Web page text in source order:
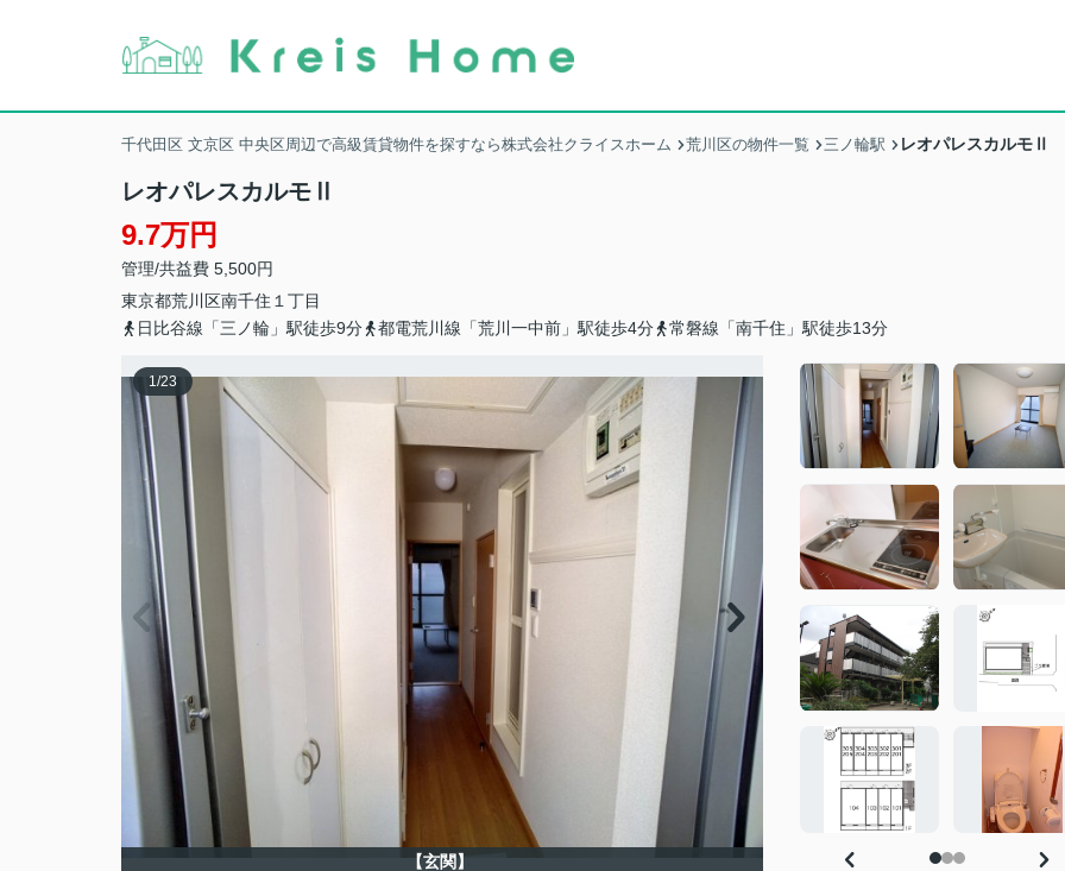
千代田区 文京区 中央区周辺で高級賃貸物件を探すなら株式会社クライスホーム 荒川区の物件一覧 三ノ輪駅 レオパレスカルモⅡ
レオパレスカルモⅡ
9.7万円
管理/共益費 5,500円
東京都荒川区南千住 １丁目
日比谷線「三ノ輪」駅徒歩9分
都電荒川線「荒川一中前」駅徒歩4分 常磐線「南千住」駅徒歩13分
1/23
【玄関】